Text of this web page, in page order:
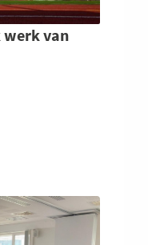
werk van